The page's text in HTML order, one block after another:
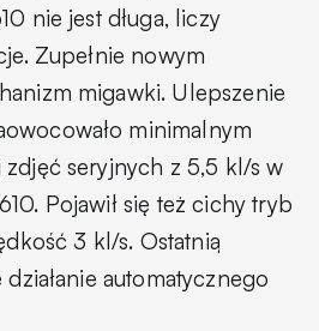
nie jest długa, liczy
Zupełnie nowym
migawki. Ulepszenie
minimalnym
seryjnych z 5,5 kl/s w
Pojawił się też cichy tryb
3 kl/s. Ostatnią
automatycznego